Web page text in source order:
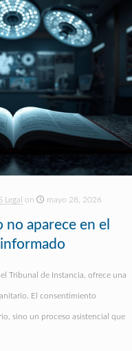
Legal on mayo 28, 2026
no aparece en el
Tribunal de Instancia, ofrece una
El consentimiento
sino un proceso asistencial que